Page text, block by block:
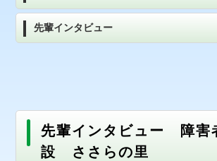
先輩インタビュー
先輩インタビュー 障害
設 ささらの里